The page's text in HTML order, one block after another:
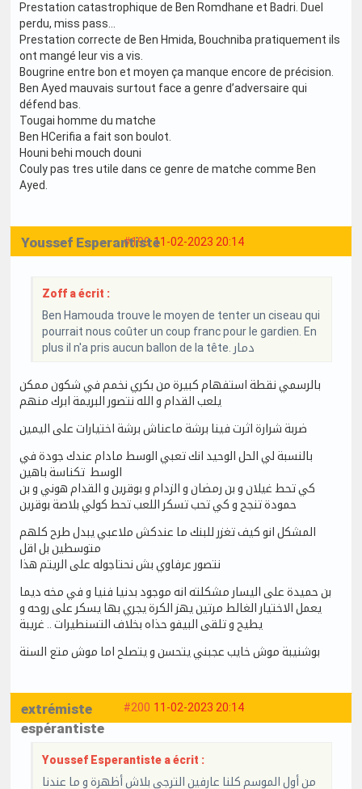
Prestation catastrophique de Ben Romdhane et Badri. Duel
perdu, miss pass…
Prestation correcte de Ben Hmida, Bouchniba pratiquement ils
ont mangé leur vis a vis.
Bougrine entre bon et moyen ça manque encore de précision.
Ben Ayed mauvais surtout face a genre d’adversaire qui
défend bas.
Tougai homme du matche
Ben HCerifia a fait son boulot.
Houni behi mouch douni
Couly pas tres utile dans ce genre de matche comme Ben
Ayed.
#199 11-02-2023 20:14
Youssef Esperantiste
Zoff a écrit :
Ben Hamouda trouve le moyen de tenter un ciseau qui
pourrait nous coûter un coup franc pour le gardien. En
plus il n'a pris aucun ballon de la tête. دمار
بالرسمي نقطة استفهام كبيرة من بكري نخمم في شكون ممكن
يلعب القدام و الله نتصور البريمة ابرك منهم
ضربة شرارة اثرت فينا برشة ماعناش برشة اختيارات على اليمين
بالنسبة لي الحل الوحيد انك تعبي الوسط مادام عندك جودة في
الوسط تكناسة باهين
كي تحط غيلان و بن رمضان و الزدام و بوقرين و القدام هوني و بن
حمودة تنجح و كي تحب تسكر اللعب تحط كولي بلاصة بوقرين
المشكل انو كيف تغزر للبنك ما عندكش ملاعبي يبدل طرح كلهم
متوسطين بل اقل
نتصور عرفاوي بش نحتاجوله على الريتم هذا
بن حميدة على اليسار مشكلته انه موجود بدنيا فنيا و في مخه ديما
يعمل الاختيار الغالط مرتين يهز الكرة يجري بها يسكر على روحه و
يطيح و تلقى البيفو حذاه بخلاف التسنطيرات .. غريبة
بوشنيبة موش خايب عجبني يتحسن و يتصلح اما موش متع السنة
#200 11-02-2023 20:14
extrémiste
espérantiste
Youssef Esperantiste a écrit :
من أول الموسم كلنا عارفين الترجي بلاش أظهرة و ما عندنا